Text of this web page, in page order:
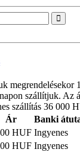
megrendelésekor
szállítjuk. Az
szállítás 36 000
Ár Banki
HUF Ingyenes
HUF Ingyenes